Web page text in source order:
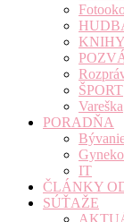
KNIHY
ŠPORT
Vareška
PORADŇA
IT
ČLÁNKY
SÚŤAŽE